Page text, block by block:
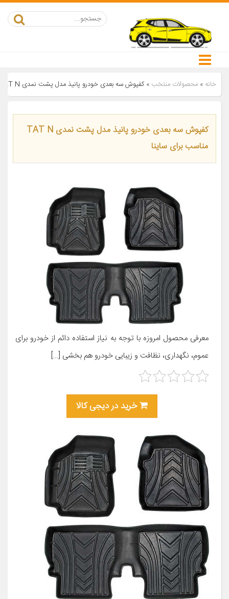
خانه » محصولات منتخب »کفپوش سه بعدی خودرو پانیذ مدل پشت نمدی TAT N مناسب برای ساینا
کفپوش سه بعدی خودرو پانیذ مدل پشت نمدی TAT N
مناسب برای ساینا
معرفی محصول امروزه با توجه به نیاز استفاده دائم از خودرو برای
عموم، نگهداری، نظافت و زیبایی خودرو هم بخشی […]
خرید در دیجی کالا